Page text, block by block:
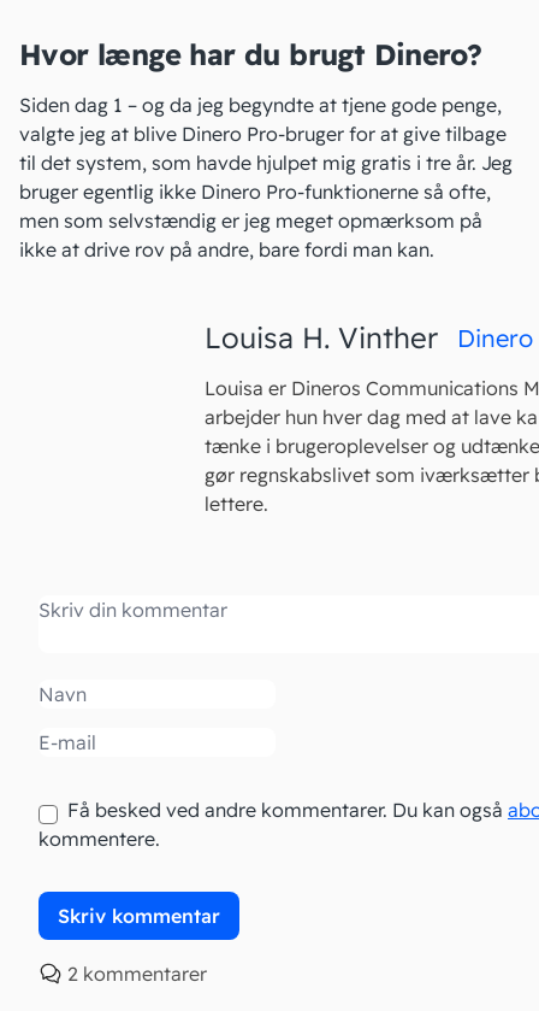
Hvor længe har du brugt Dinero?
Siden dag 1 – og da jeg begyndte at tjene gode penge,
valgte jeg at blive Dinero Pro-bruger for at give tilbage
til det system, som havde hjulpet mig gratis i tre år. Jeg
bruger egentlig ikke Dinero Pro-funktionerne så ofte,
men som selvstændig er jeg meget opmærksom på
ikke at drive rov på andre, bare fordi man kan.
Louisa H. Vinther Dinero
Louisa er Dineros Communications
arbejder hun hver dag med at lave
tænke i brugeroplevelser og
gør regnskabslivet som iværksætter
lettere.
Kommentar
Navn
Email
Få besked ved andre kommentarer. Du kan også
kommentere.
2 kommentarer